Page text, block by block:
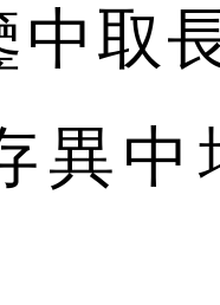
中取
異